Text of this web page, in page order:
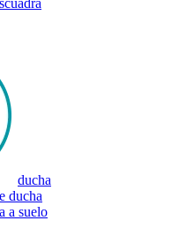
ducha
ducha
a suelo